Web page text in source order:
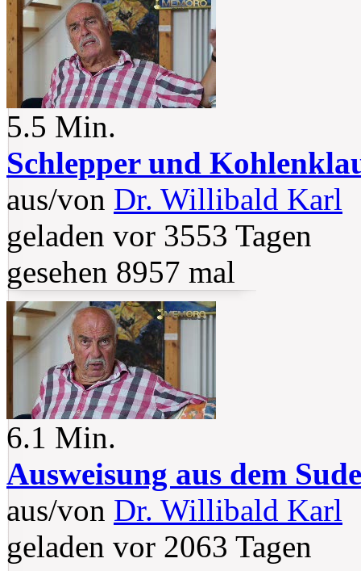
5.5 Min.
Schlepper und
aus/von Dr. Willibald Karl
geladen vor 3553 Tagen
gesehen 8957 mal
6.1 Min.
Ausweisung aus dem
aus/von Dr. Willibald Karl
geladen vor 2063 Tagen